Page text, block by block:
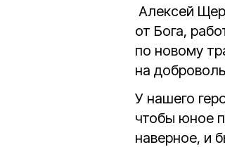
Алексей
от Бога,
по новому
на
У нашего
чтобы юное
наверное, и